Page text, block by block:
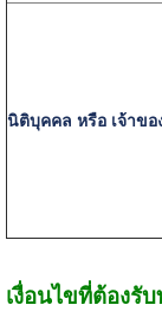
นิติบุคคล หรือ เจ้าขอ
เงื่อนไขที่ต้องรั